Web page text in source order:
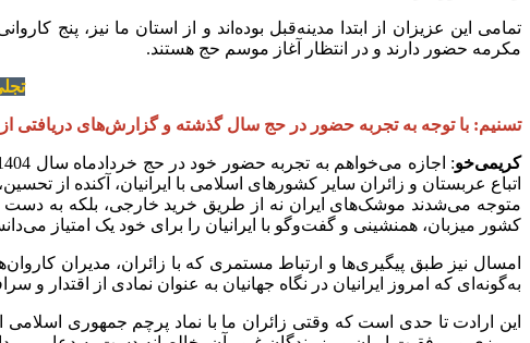
مکرمه حضور دارند و در انتظار آغاز موسم حج هستند.
تسنیم: با توجه به تجربه حضور در حج سال گذشته و گزارش‌های دریافتی
کریمی‌خو
اتباع عربستان و زائران سایر کشورهای اسلامی با ایرانیان، آکنده از
متوجه می‌شدند موشک‌های ایران نه از طریق خرید خارجی، بلکه به دست
کشور میزبان، همنشینی و گفت‌وگو با ایرانیان را برای خود یک امتیاز
امسال نیز طبق پیگیری‌ها و ارتباط مستمری که با زائران، مدیران
به‌گونه‌ای که امروز ایرانیان در نگاه جهانیان به عنوان نمادی از اقتدار و
این ارادت تا حدی است که وقتی زائران ما با نماد پرچم جمهوری